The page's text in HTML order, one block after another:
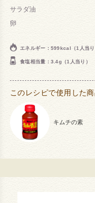
サラダ油
卵
エネルギー：599kcal（1人当り
食塩相当量：3.4g（1人当り）
このレシピで使用した
キムチの素